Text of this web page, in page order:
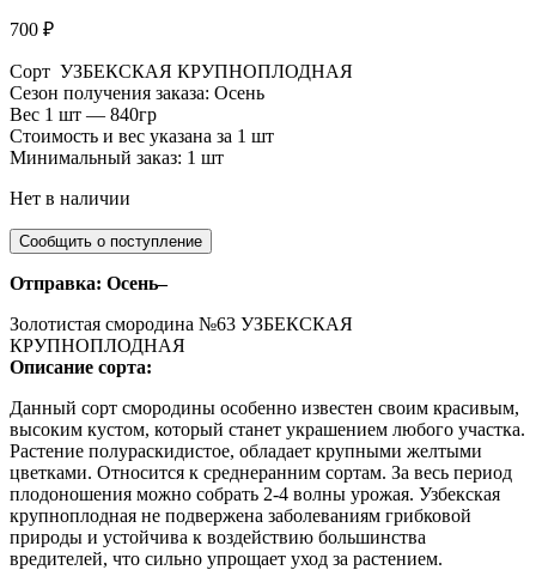
700 ₽
Сорт УЗБЕКСКАЯ КРУПНОПЛОДНАЯ
Сезон получения заказа: Осень
Вес 1 шт — 840гр
Стоимость и вес указана за 1 шт
Минимальный заказ: 1 шт
Нет в наличии
Отправка: Осень–
Золотистая смородина №63 УЗБЕКСКАЯ
КРУПНОПЛОДНАЯ
Описание сорта:
Данный сорт смородины особенно известен своим красивым,
высоким кустом, который станет украшением любого участка.
Растение полураскидистое, обладает крупными желтыми
цветками. Относится к среднеранним сортам. За весь период
плодоношения можно собрать 2-4 волны урожая. Узбекская
крупноплодная не подвержена заболеваниям грибковой
природы и устойчива к воздействию большинства
вредителей, что сильно упрощает уход за растением.